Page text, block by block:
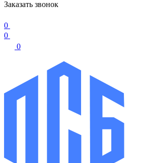
Заказать звонок
0
0
0